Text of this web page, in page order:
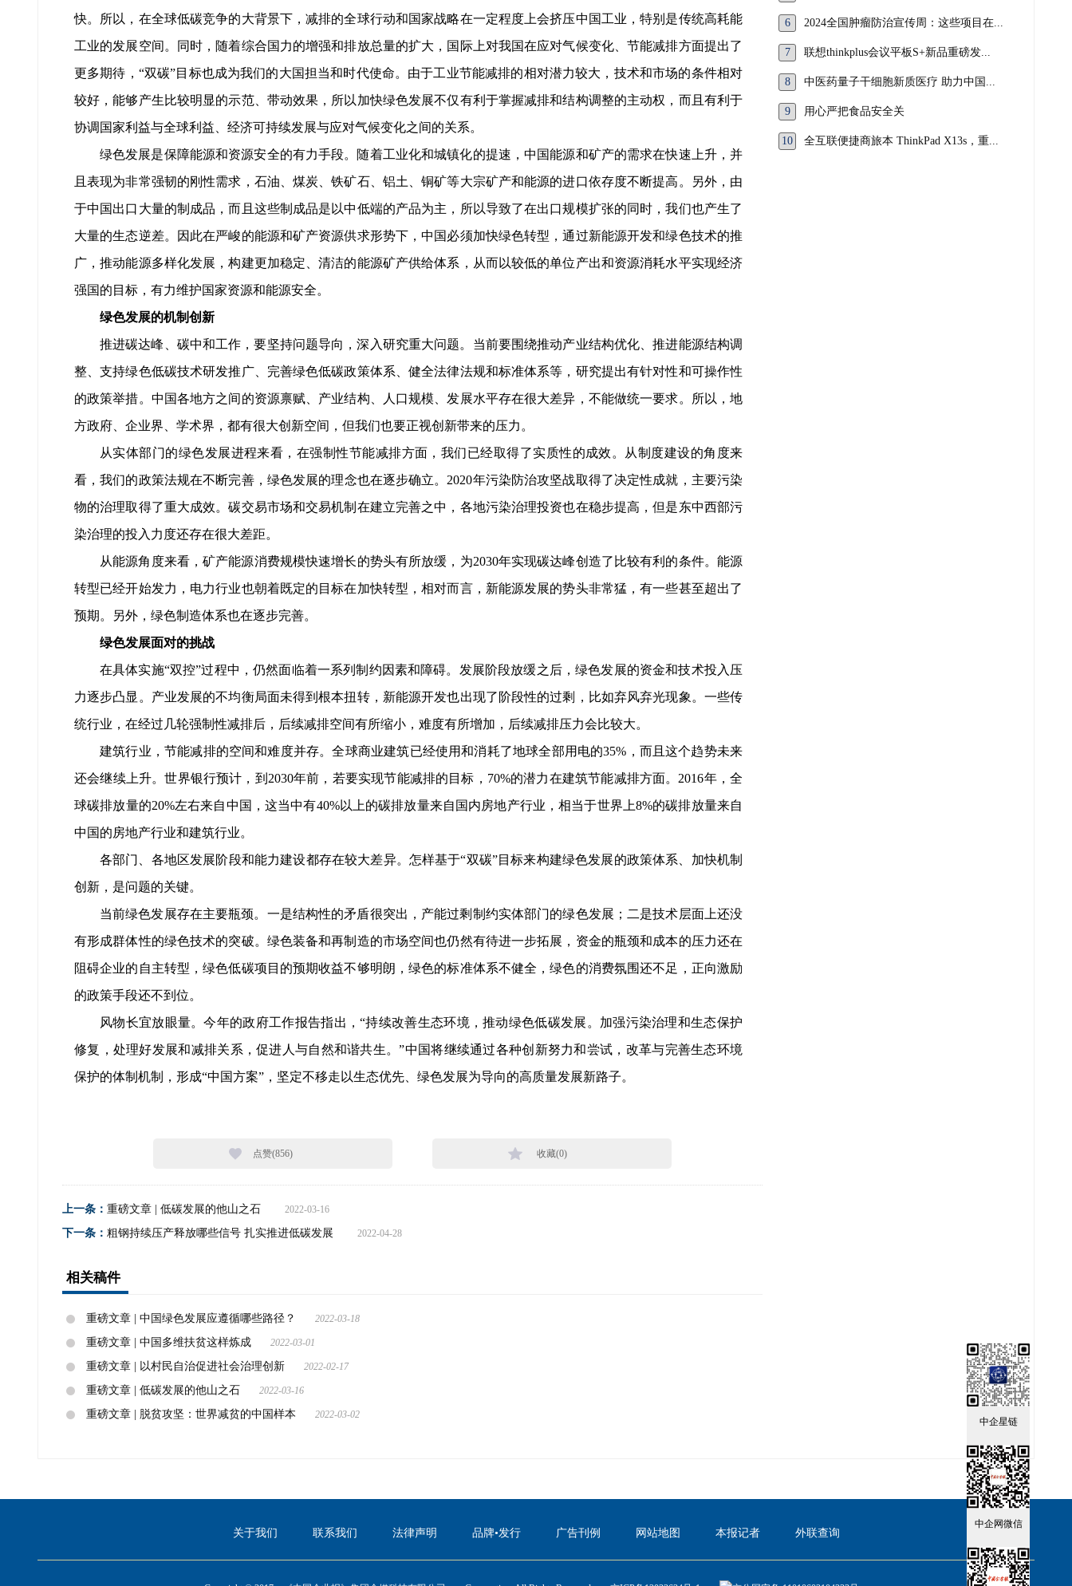
快。所以，在全球低碳竞争的大背景下，减排的全球行动和国家战略在一定程度上会挤压中国工业，特别是传统高耗能
工业的发展空间。同时，随着综合国力的增强和排放总量的扩大，国际上对我国在应对气候变化、节能减排方面提出了
更多期待，“双碳”目标也成为我们的大国担当和时代使命。由于工业节能减排的相对潜力较大，技术和市场的条件相对
较好，能够产生比较明显的示范、带动效果，所以加快绿色发展不仅有利于掌握减排和结构调整的主动权，而且有利于
协调国家利益与全球利益、经济可持续发展与应对气候变化之间的关系。
绿色发展是保障能源和资源安全的有力手段。随着工业化和城镇化的提速，中国能源和矿产的需求在快速上升，并
且表现为非常强韧的刚性需求，石油、煤炭、铁矿石、铝土、铜矿等大宗矿产和能源的进口依存度不断提高。另外，由
于中国出口大量的制成品，而且这些制成品是以中低端的产品为主，所以导致了在出口规模扩张的同时，我们也产生了
大量的生态逆差。因此在严峻的能源和矿产资源供求形势下，中国必须加快绿色转型，通过新能源开发和绿色技术的推
广，推动能源多样化发展，构建更加稳定、清洁的能源矿产供给体系，从而以较低的单位产出和资源消耗水平实现经济
强国的目标，有力维护国家资源和能源安全。
绿色发展的机制创新
推进碳达峰、碳中和工作，要坚持问题导向，深入研究重大问题。当前要围绕推动产业结构优化、推进能源结构调
整、支持绿色低碳技术研发推广、完善绿色低碳政策体系、健全法律法规和标准体系等，研究提出有针对性和可操作性
的政策举措。中国各地方之间的资源禀赋、产业结构、人口规模、发展水平存在很大差异，不能做统一要求。所以，地
方政府、企业界、学术界，都有很大创新空间，但我们也要正视创新带来的压力。
从实体部门的绿色发展进程来看，在强制性节能减排方面，我们已经取得了实质性的成效。从制度建设的角度来
看，我们的政策法规在不断完善，绿色发展的理念也在逐步确立。2020年污染防治攻坚战取得了决定性成就，主要污染
物的治理取得了重大成效。碳交易市场和交易机制在建立完善之中，各地污染治理投资也在稳步提高，但是东中西部污
染治理的投入力度还存在很大差距。
从能源角度来看，矿产能源消费规模快速增长的势头有所放缓，为2030年实现碳达峰创造了比较有利的条件。能源
转型已经开始发力，电力行业也朝着既定的目标在加快转型，相对而言，新能源发展的势头非常猛，有一些甚至超出了
预期。另外，绿色制造体系也在逐步完善。
绿色发展面对的挑战
在具体实施“双控”过程中，仍然面临着一系列制约因素和障碍。发展阶段放缓之后，绿色发展的资金和技术投入压
力逐步凸显。产业发展的不均衡局面未得到根本扭转，新能源开发也出现了阶段性的过剩，比如弃风弃光现象。一些传
统行业，在经过几轮强制性减排后，后续减排空间有所缩小，难度有所增加，后续减排压力会比较大。
建筑行业，节能减排的空间和难度并存。全球商业建筑已经使用和消耗了地球全部用电的35%，而且这个趋势未来
还会继续上升。世界银行预计，到2030年前，若要实现节能减排的目标，70%的潜力在建筑节能减排方面。2016年，全
球碳排放量的20%左右来自中国，这当中有40%以上的碳排放量来自国内房地产行业，相当于世界上8%的碳排放量来自
中国的房地产行业和建筑行业。
各部门、各地区发展阶段和能力建设都存在较大差异。怎样基于“双碳”目标来构建绿色发展的政策体系、加快机制
创新，是问题的关键。
当前绿色发展存在主要瓶颈。一是结构性的矛盾很突出，产能过剩制约实体部门的绿色发展；二是技术层面上还没
有形成群体性的绿色技术的突破。绿色装备和再制造的市场空间也仍然有待进一步拓展，资金的瓶颈和成本的压力还在
阻碍企业的自主转型，绿色低碳项目的预期收益不够明朗，绿色的标准体系不健全，绿色的消费氛围还不足，正向激励
的政策手段还不到位。
风物长宜放眼量。今年的政府工作报告指出，“持续改善生态环境，推动绿色低碳发展。加强污染治理和生态保护
修复，处理好发展和减排关系，促进人与自然和谐共生。”中国将继续通过各种创新努力和尝试，改革与完善生态环境
保护的体制机制，形成“中国方案”，坚定不移走以生态优先、绿色发展为导向的高质量发展新路子。
点赞(856) 收藏(0)
上一条： 重磅文章 | 低碳发展的他山之石 2022-03-16
下一条： 粗钢持续压产释放哪些信号 扎实推进低碳发展 2022-04-28
相关稿件
重磅文章 | 中国绿色发展应遵循哪些路径？ 2022-03-18
重磅文章 | 中国多维扶贫这样炼成 2022-03-01
重磅文章 | 以村民自治促进社会治理创新 2022-02-17
重磅文章 | 低碳发展的他山之石 2022-03-16
重磅文章 | 脱贫攻坚：世界减贫的中国样本 2022-03-02
6 2024全国肿瘤防治宣传周：这些项目在...
7 联想thinkplus会议平板S+新品重磅发...
8 中医药量子干细胞新质医疗 助力中国...
9 用心严把食品安全关
10 全互联便捷商旅本 ThinkPad X13s，重...
中企星链
中企网微信
关于我们 联系我们 法律声明 品牌•发行 广告刊例 网站地图 本报记者 外联查询